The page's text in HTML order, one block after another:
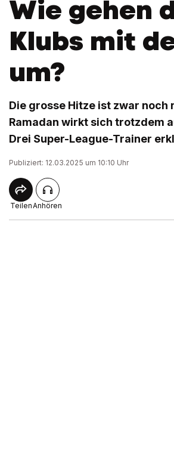
Wie gehen
Klubs mit
um?
Die grosse Hitze ist zwar
Ramadan wirkt sich trotzdem
Drei Super-League-Trainer
Publiziert: 12.03.2025 um 10:10 Uhr
TeilenAnhören